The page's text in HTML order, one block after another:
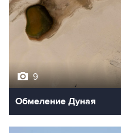
9
Обмеление Дуная